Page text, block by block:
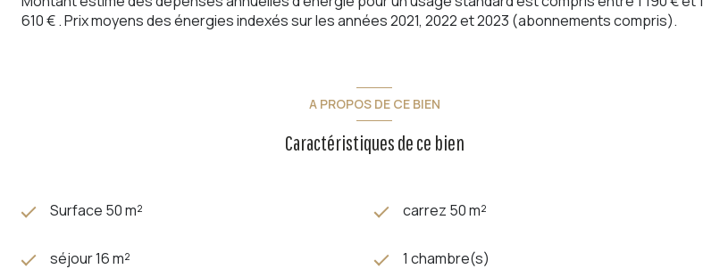
610 € . Prix moyens des énergies indexés sur les années 2021, 2022 et 2023 (abonnements compris).
A PROPOS DE CE BIEN
Caractéristiques de ce bien
Surface 50 m² carrez 50 m²
séjour 16 m² 1 chambre(s)